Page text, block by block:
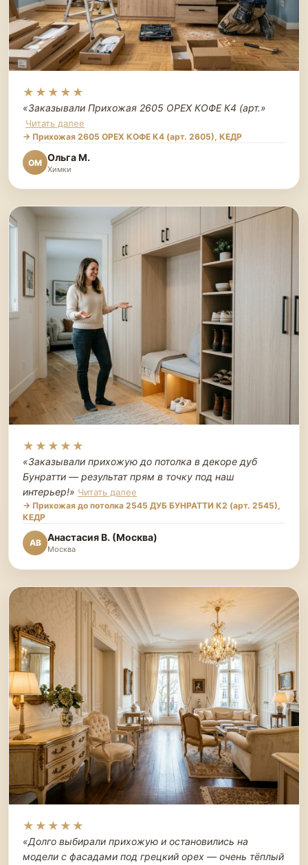
★★★★★
«Заказывали Прихожая 2605 ОРЕХ КОФЕ К4 (арт.»
Читать далее
→ Прихожая 2605 ОРЕХ КОФЕ К4 (арт. 2605), КЕДР
ОМ Ольга М.
Химки
★★★★★
«Заказывали прихожую до потолка в декоре дуб
Бунратти — результат прям в точку под наш
интерьер!» Читать далее
→ Прихожая до потолка 2545 ДУБ БУНРАТТИ К2 (арт. 2545),
КЕДР
АВ Анастасия В. (Москва)
Москва
★★★★★
«Долго выбирали прихожую и остановились на
модели с фасадами под грецкий орех — очень тёплый